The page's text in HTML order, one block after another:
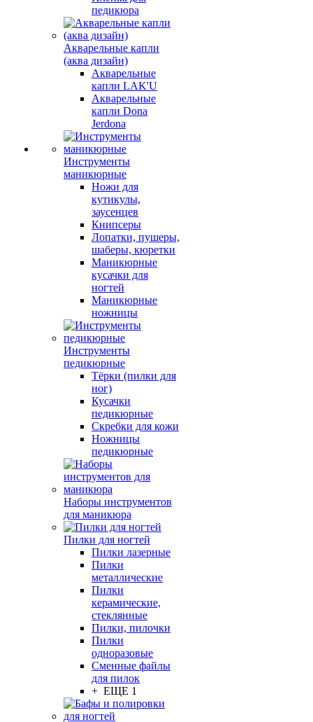
педикюра
Акварельные капли
(аква дизайн)
Акварельные
капли LAK'U
Акварельные
капли Dona
Jerdona
Инструменты
маникюрные
Ножи для
кутикулы,
заусенцев
Книпсеры
Лопатки, пушеры,
шаберы, кюретки
Маникюрные
кусачки для
ногтей
Маникюрные
ножницы
Инструменты
педикюрные
Тёрки (пилки для
ног)
Кусачки
педикюрные
Скребки для кожи
Ножницы
педикюрные
Наборы инструментов
для маникюра
Пилки для ногтей
Пилки лазерные
Пилки
металлические
Пилки
керамические,
стеклянные
Пилки, пилочки
Пилки
одноразовые
Сменные файлы
для пилок
+ ЕЩЕ 1